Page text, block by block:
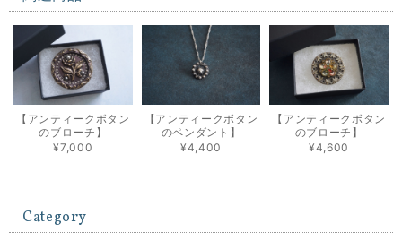
【アンティークボタン
のブローチ】
¥7,000
【アンティークボタン
のペンダント】
¥4,400
【アンティークボタン
のブローチ】
¥4,600
Category